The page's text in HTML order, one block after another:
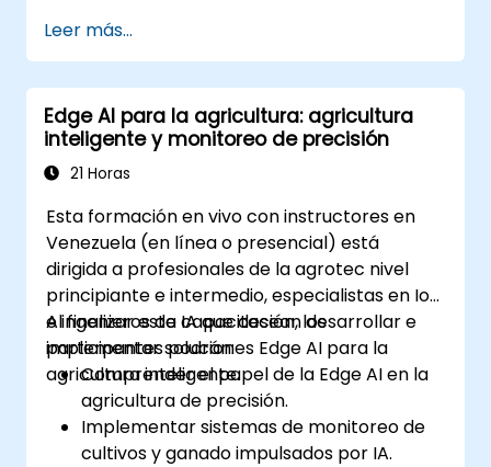
Leer más...
Edge AI para la agricultura: agricultura
inteligente y monitoreo de precisión
21 Horas
Esta formación en vivo con instructores en
Venezuela (en línea o presencial) está
dirigida a profesionales de la agrotec nivel
principiante e intermedio, especialistas en IoT
e ingenieros de IA que desean desarrollar e
implementar soluciones Edge AI para la
agricultura inteligente.
Al finalizar esta capacitación, los
participantes podrán:
Comprender el papel de la Edge AI en la
agricultura de precisión.
Implementar sistemas de monitoreo de
cultivos y ganado impulsados por IA.